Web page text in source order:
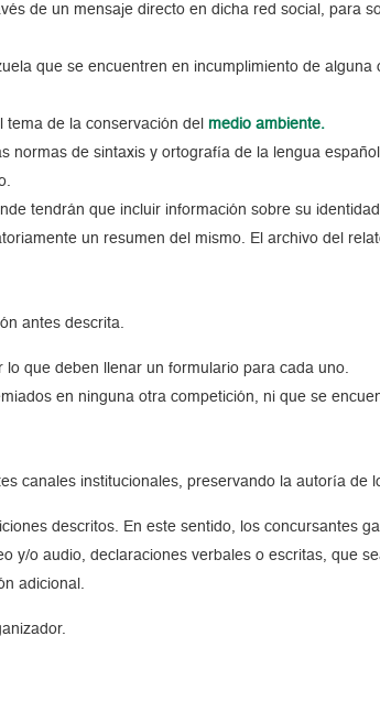
de un mensaje directo en dicha red social, para
que se encuentren en incumplimiento de
tema de la conservación delmedio ambiente.
normas de sintaxis y ortografía de la lengua
tendrán que incluir información sobre su
un resumen del mismo. El archivo del
antes descrita.
que deben llenar un formulario para cada uno.
en ninguna otra competición, ni que se
canales institucionales, preservando la autoría de
descritos. En este sentido, los concursantes
y/o audio, declaraciones verbales o escritas, que
adicional.